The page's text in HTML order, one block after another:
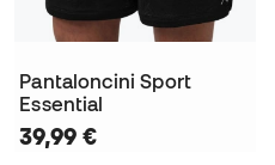
Pantaloncini Sport
Essential
39,99 €